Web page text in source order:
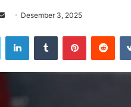
Send
email
Desember 3, 2025
Twitter LinkedInTumblr Pinterest